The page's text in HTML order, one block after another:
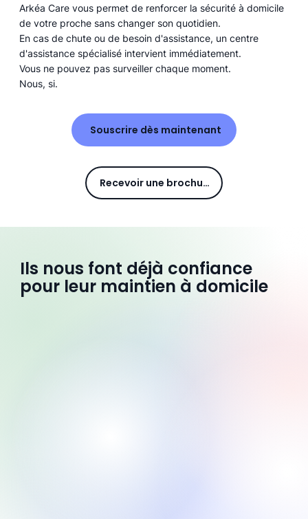
Arkéa Care vous permet de renforcer la sécurité à domicile
de votre proche sans changer son quotidien.
En cas de chute ou de besoin d'assistance, un centre
d'assistance spécialisé intervient immédiatement.
Vous ne pouvez pas surveiller chaque moment.
Nous, si.
Souscrire dès maintenant
Recevoir une brochure
Ils nous font déjà confiance
pour leur maintien à domicile